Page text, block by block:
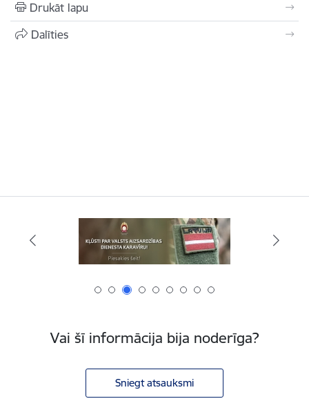
Drukāt lapu
Dalīties
Vai šī informācija bija noderīga?
Sniegt atsauksmi